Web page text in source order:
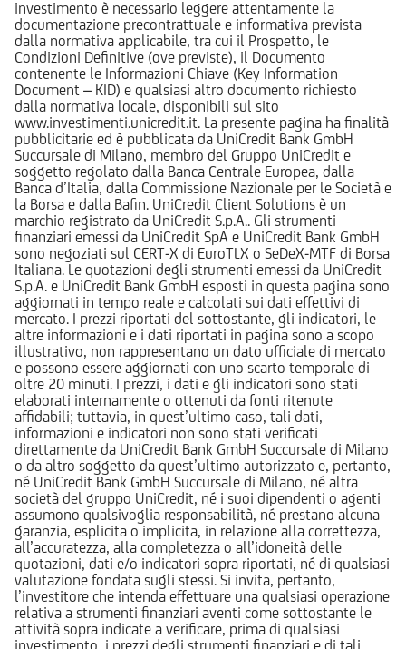
investimento è necessario leggere attentamente la
documentazione precontrattuale e informativa prevista
dalla normativa applicabile, tra cui il Prospetto, le
Condizioni Definitive (ove previste), il Documento
contenente le Informazioni Chiave (Key Information
Document – KID) e qualsiasi altro documento richiesto
dalla normativa locale, disponibili sul sito
www.investimenti.unicredit.it. La presente pagina ha finalità
pubblicitarie ed è pubblicata da UniCredit Bank GmbH
Succursale di Milano, membro del Gruppo UniCredit e
soggetto regolato dalla Banca Centrale Europea, dalla
Banca d’Italia, dalla Commissione Nazionale per le Società e
la Borsa e dalla Bafin. UniCredit Client Solutions è un
marchio registrato da UniCredit S.p.A.. Gli strumenti
finanziari emessi da UniCredit SpA e UniCredit Bank GmbH
sono negoziati sul CERT-X di EuroTLX o SeDeX-MTF di Borsa
Italiana. Le quotazioni degli strumenti emessi da UniCredit
S.p.A. e UniCredit Bank GmbH esposti in questa pagina sono
aggiornati in tempo reale e calcolati sui dati effettivi di
mercato. I prezzi riportati del sottostante, gli indicatori, le
altre informazioni e i dati riportati in pagina sono a scopo
illustrativo, non rappresentano un dato ufficiale di mercato
e possono essere aggiornati con uno scarto temporale di
oltre 20 minuti. I prezzi, i dati e gli indicatori sono stati
elaborati internamente o ottenuti da fonti ritenute
affidabili; tuttavia, in quest’ultimo caso, tali dati,
informazioni e indicatori non sono stati verificati
direttamente da UniCredit Bank GmbH Succursale di Milano
o da altro soggetto da quest’ultimo autorizzato e, pertanto,
né UniCredit Bank GmbH Succursale di Milano, né altra
società del gruppo UniCredit, né i suoi dipendenti o agenti
assumono qualsivoglia responsabilità, né prestano alcuna
garanzia, esplicita o implicita, in relazione alla correttezza,
all’accuratezza, alla completezza o all’idoneità delle
quotazioni, dati e/o indicatori sopra riportati, né di qualsiasi
valutazione fondata sugli stessi. Si invita, pertanto,
l’investitore che intenda effettuare una qualsiasi operazione
relativa a strumenti finanziari aventi come sottostante le
attività sopra indicate a verificare, prima di qualsiasi
investimento, i prezzi degli strumenti finanziari e di tali